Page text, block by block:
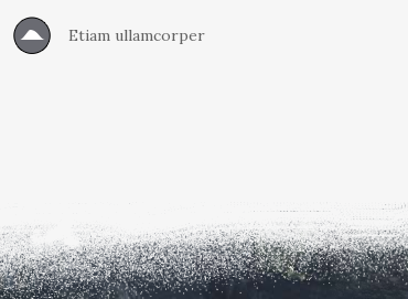
Etiam ullamcorper